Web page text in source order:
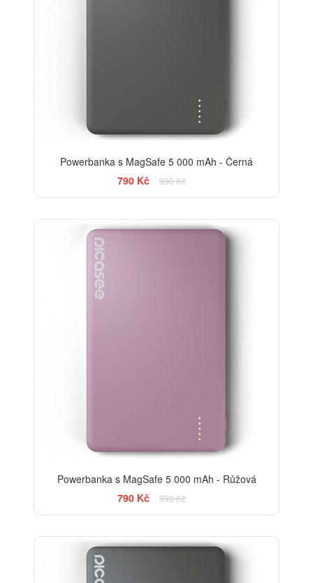
Powerbanka s MagSafe 5 000 mAh - Černá
790 Kč
990 Kč
Powerbanka s MagSafe 5 000 mAh - Růžová
790 Kč
990 Kč